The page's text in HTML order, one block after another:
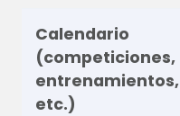
Calendario
(competiciones,
entrenamientos,
etc.)